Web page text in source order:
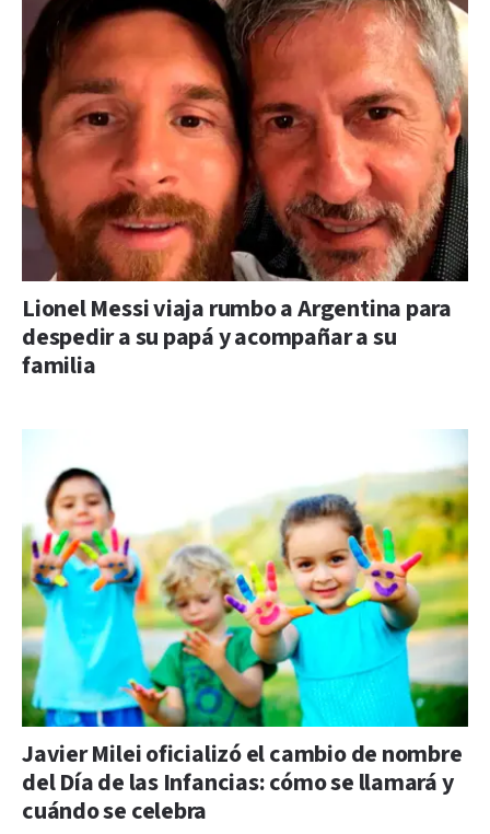
Lionel Messi viaja rumbo a Argentina para
despedir a su papá y acompañar a su
familia
Javier Milei oficializó el cambio de nombre
del Día de las Infancias: cómo se llamará y
cuándo se celebra